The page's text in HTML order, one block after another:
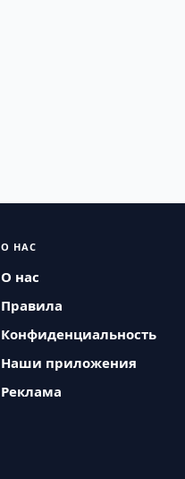
О НАС
О нас
Правила
Конфиденциальность
Наши приложения
Реклама